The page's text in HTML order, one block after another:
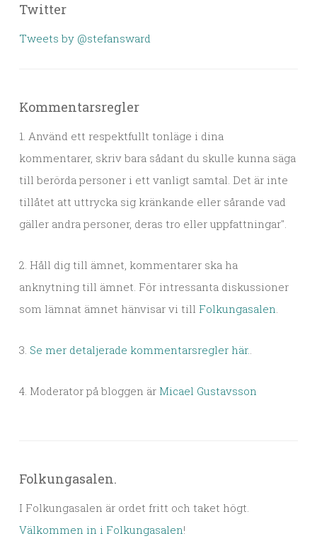
Twitter
Tweets by @stefansward
Kommentarsregler
1. Använd ett respektfullt tonläge i dina
kommentarer, skriv bara sådant du skulle kunna säga
till berörda personer i ett vanligt samtal. Det är inte
tillåtet att uttrycka sig kränkande eller sårande vad
gäller andra personer, deras tro eller uppfattningar".
2. Håll dig till ämnet, kommentarer ska ha
anknytning till ämnet. För intressanta diskussioner
som lämnat ämnet hänvisar vi till Folkungasalen.
3. Se mer detaljerade kommentarsregler här..
4. Moderator på bloggen är Micael Gustavsson
Folkungasalen.
I Folkungasalen är ordet fritt och taket högt.
Välkommen in i Folkungasalen!